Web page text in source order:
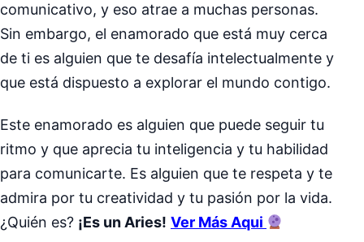
comunicativo, y eso atrae a muchas personas.
Sin embargo, el enamorado que está muy cerca
de ti es alguien que te desafía intelectualmente y
que está dispuesto a explorar el mundo contigo.
Este enamorado es alguien que puede seguir tu
ritmo y que aprecia tu inteligencia y tu habilidad
para comunicarte. Es alguien que te respeta y te
admira por tu creatividad y tu pasión por la vida.
¿Quién es? ¡Es un Aries! Ver Más Aqui